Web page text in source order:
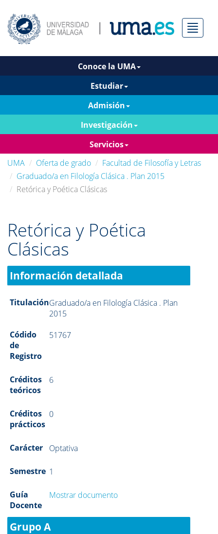
Menú
Conoce la UMA
Estudiar
Admisión
Investigación
Servicios
UMA
Oferta de grado
Facultad de Filosofía y Letras
Graduado/a en Filología Clásica . Plan 2015
Retórica y Poética Clásicas
Retórica y Poética
Clásicas
Información detallada
TitulaciónGraduado/a en Filología Clásica . Plan
2015
Códido
de
Registro
51767
Créditos
teóricos
6
Créditos
prácticos
0
Carácter Optativa
Semestre 1
Guía
Docente
Mostrar documento
Grupo A